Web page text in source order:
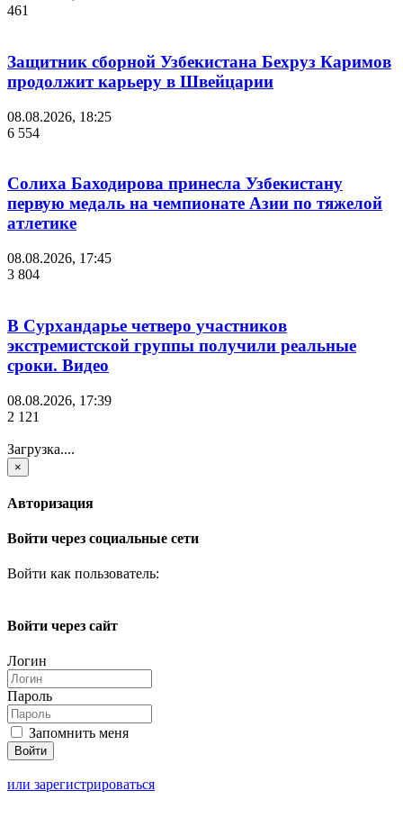
461
Защитник сборной Узбекистана Бехруз Каримов
продолжит карьеру в Швейцарии
08.08.2026, 18:25
6 554
Солиха Баходирова принесла Узбекистану
первую медаль на чемпионате Азии по тяжелой
атлетике
08.08.2026, 17:45
3 804
В Сурхандарье четверо участников
экстремистской группы получили реальные
сроки. Видео
08.08.2026, 17:39
2 121
Загрузка....
×
Авторизация
Войти через социальные сети
Войти как пользователь:
Войти через сайт
Логин
Пароль
Запомнить меня
или зарегистрироваться